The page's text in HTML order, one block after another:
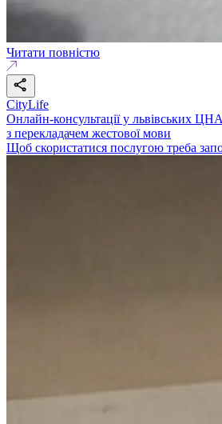
Читати повністю
CityLife
Онлайн-консультації у львівських
з перекладачем жестової мови
Щоб скористатися послугою треба